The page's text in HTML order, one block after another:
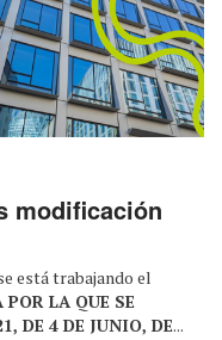
modificación
está trabajando el
LA QUE SE
DE 4 DE JUNIO, DE...